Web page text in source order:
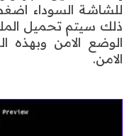
ذلك سيتم تحميل
الوضع الامن وبهذه
الامن.